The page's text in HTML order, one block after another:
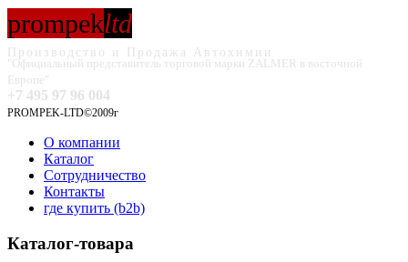
prompekltd
Производство и Продажа Автохимии
"Официальный представитель торговой марки ZALMER в восточной
Европе"
+7 495 97 96 004
PROMPEK-LTD©2009г
О компании
Каталог
Сотрудничество
Контакты
где купить (b2b)
Каталог-товара